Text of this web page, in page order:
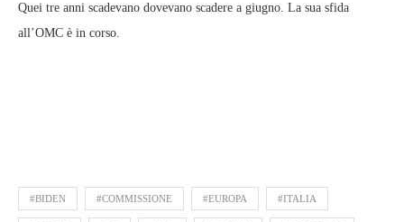
Quei tre anni scadevano dovevano scadere a giugno. La sua sfida
all’OMC è in corso.
#BIDEN #COMMISSIONE #EUROPA #ITALIA